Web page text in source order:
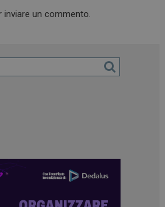
inviare un commento.